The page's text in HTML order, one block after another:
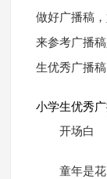
做好广播稿
来参考广播
生优秀广播稿
小学生优秀广
开场白
童年是